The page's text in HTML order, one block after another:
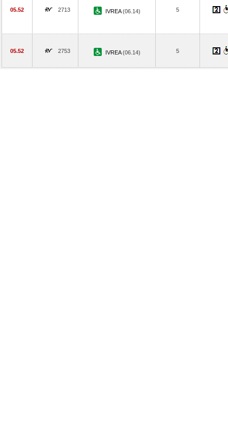
05.52 2713 IVREA(06.14) 5
05.52 2753 IVREA(06.14) 5